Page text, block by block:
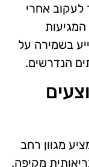
אחרי
המגיעות
בשמירה על
הנדרשים.
מגוון רחב
מקיפה.